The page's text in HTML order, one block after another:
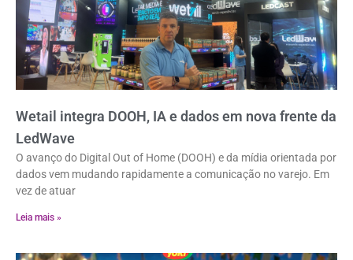
Wetail integra DOOH, IA e dados em nova frente da
LedWave
O avanço do Digital Out of Home (DOOH) e da mídia orientada por
dados vem mudando rapidamente a comunicação no varejo. Em
vez de atuar
Leia mais »